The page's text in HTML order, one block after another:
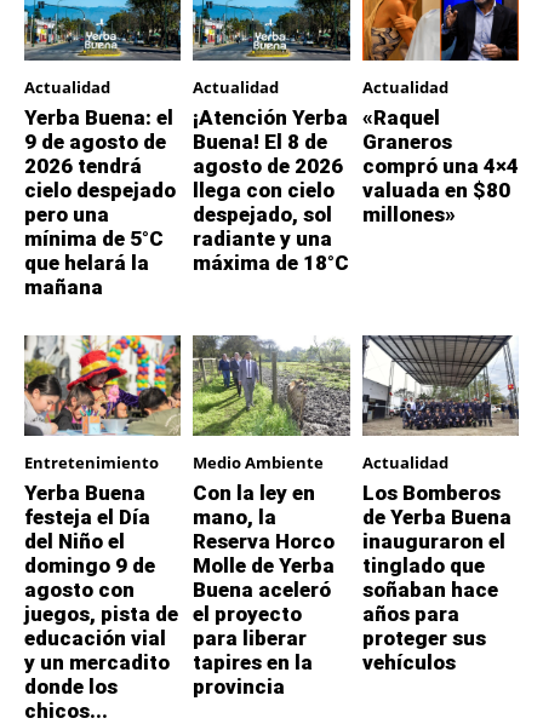
Actualidad
Yerba Buena: el
9 de agosto de
2026 tendrá
cielo despejado
pero una
mínima de 5°C
que helará la
mañana
Actualidad
¡Atención Yerba
Buena! El 8 de
agosto de 2026
llega con cielo
despejado, sol
radiante y una
máxima de 18°C
Actualidad
«Raquel
Graneros
compró una 4×4
valuada en $80
millones»
Entretenimiento
Yerba Buena
festeja el Día
del Niño el
domingo 9 de
agosto con
juegos, pista de
educación vial
y un mercadito
donde los
chicos...
Medio Ambiente
Con la ley en
mano, la
Reserva Horco
Molle de Yerba
Buena aceleró
el proyecto
para liberar
tapires en la
provincia
Actualidad
Los Bomberos
de Yerba Buena
inauguraron el
tinglado que
soñaban hace
años para
proteger sus
vehículos